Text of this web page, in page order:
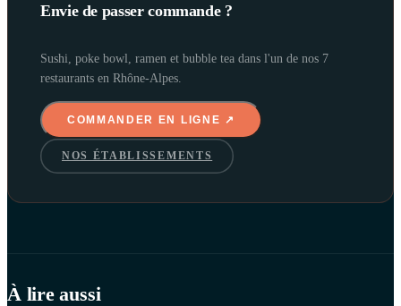
Envie de passer commande ?
Sushi, poke bowl, ramen et bubble tea dans l'un de nos 7
restaurants en Rhône-Alpes.
COMMANDER EN LIGNE ↗
NOS ÉTABLISSEMENTS
À lire aussi